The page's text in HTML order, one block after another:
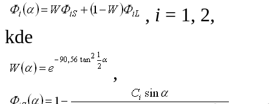
, i = 1, 2,
kde
,